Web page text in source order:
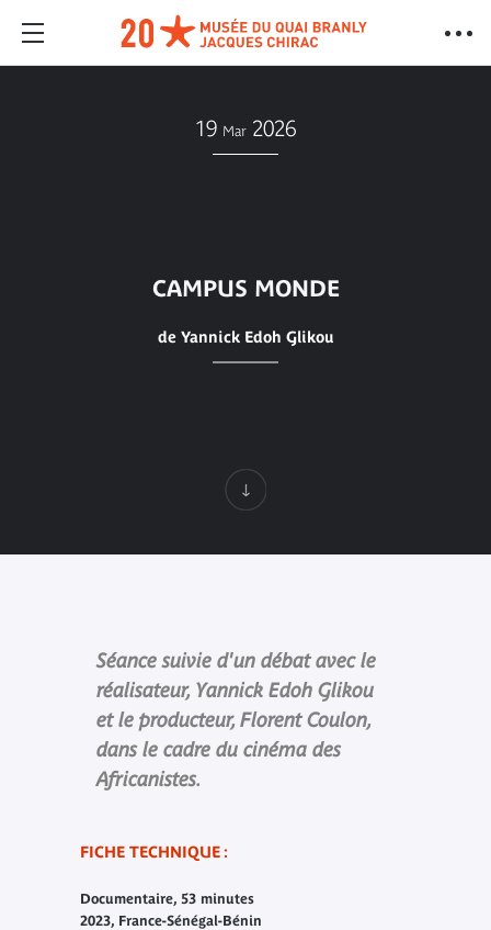
19 Mar 2026
CAMPUS MONDE
de Yannick Edoh Glikou
Séance suivie d'un débat avec le
réalisateur, Yannick Edoh Glikou
et le producteur, Florent Coulon,
dans le cadre du cinéma des
Africanistes.
FICHE TECHNIQUE :
Documentaire, 53 minutes
2023, France-Sénégal-Bénin